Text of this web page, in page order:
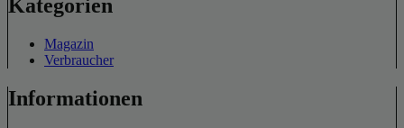
Kategorien
Magazin
Verbraucher
Informationen